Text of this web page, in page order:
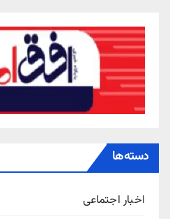
دسته‌ها
اخبار اجتماعی